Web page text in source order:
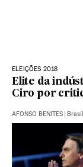
ELEIÇÕES 2018
Elite da
Ciro por
AFONSO BENITES |